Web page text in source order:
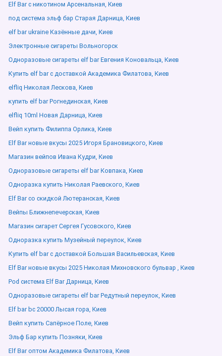
Elf Bar с никотином Арсенальная, Киев
под система эльф бар Старая Дарница, Киев
elf bar ukraine Казённые дачи, Киев
Электронные сигареты Вольногорск
Одноразовые сигареты elf bar Евгения Коновальца, Киев
Купить elf bar с доставкой Академика Филатова, Киев
elfliq Николая Лескова, Киев
купить elf bar Рогнединская, Киев
elfliq 10ml Новая Дарница, Киев
Вейп купить Филиппа Орлика, Киев
Elf Bar новые вкусы 2025 Игоря Брановицкого, Киев
Магазин вейпов Ивана Кудри, Киев
Одноразовые сигареты elf bar Ковпака, Киев
Одноразка купить Николая Раевского, Киев
Elf Bar со скидкой Лютеранская, Киев
Вейпы Ближнепечерская, Киев
Магазин сигарет Сергея Гусовского, Киев
Одноразка купить Музейный переулок, Киев
Купить elf bar с доставкой Большая Васильевская, Киев
Elf Bar новые вкусы 2025 Николая Михновского бульвар , Киев
Pod система Elf Bar Дарница, Киев
Одноразовые сигареты elf bar Редутный переулок, Киев
Elf bar bc 20000 Лысая гора, Киев
Вейп купить Сапёрное Поле, Киев
Эльф Бар купить Позняки, Киев
Elf Bar оптом Академика Филатова, Киев